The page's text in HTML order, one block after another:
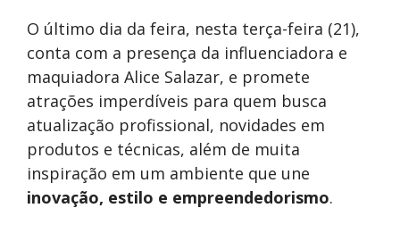
O último dia da feira, nesta terça-feira (21),
conta com a presença da influenciadora e
maquiadora Alice Salazar, e promete
atrações imperdíveis para quem busca
atualização profissional, novidades em
produtos e técnicas, além de muita
inspiração em um ambiente que une
inovação, estilo e empreendedorismo.